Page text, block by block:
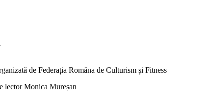
de Federația Româna de Culturism și Fitness
lector Monica Mureșan